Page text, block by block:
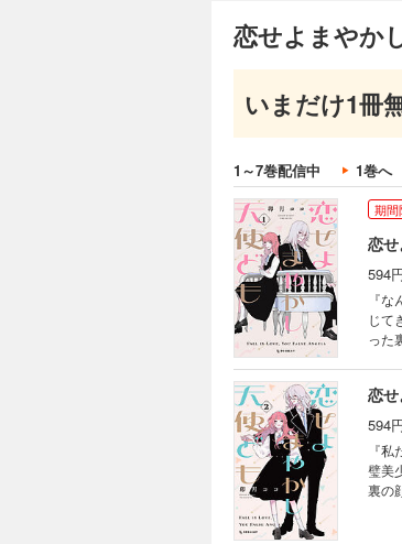
恋せよまやか
いまだけ1冊
1～7巻配信中 1巻へ
期間
恋せ
594
『
じて
った
璧を
恋せ
594
『私だけ
璧美
裏の